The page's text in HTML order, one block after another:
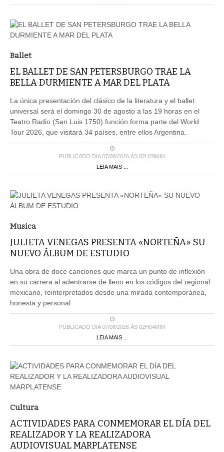
Ballet
EL BALLET DE SAN PETERSBURGO TRAE LA
BELLA DURMIENTE A MAR DEL PLATA
La única presentación del clásico de la literatura y el ballet
universal será el domingo 30 de agosto a las 19 horas en el
Teatro Radio (San Luis 1750) función forma parte del World
Tour 2026, que visitará 34 países, entre ellos Argentina.
PUBLICADO DIA 07/08/2026 ÀS 02H29MIN
LEIA MAIS ...
Musica
JULIETA VENEGAS PRESENTA «NORTEÑA» SU
NUEVO ÁLBUM DE ESTUDIO
Una obra de doce canciones que marca un punto de inflexión
en su carrera al adentrarse de lleno en los códigos del regional
mexicano, reinterpretados desde una mirada contemporánea,
honesta y personal.
PUBLICADO DIA 07/08/2026 ÀS 02H04MIN
LEIA MAIS ...
Cultura
ACTIVIDADES PARA CONMEMORAR EL DÍA DEL
REALIZADOR Y LA REALIZADORA
AUDIOVISUAL MARPLATENSE